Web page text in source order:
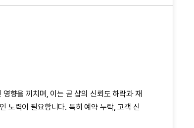
향을 끼치며, 이는 곧 샵의 신뢰도 하락과 재
노력이 필요합니다. 특히 예약 누락, 고객 신